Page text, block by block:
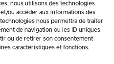
nous utilisons des technologies
ou accéder aux informations des
nous permettra de traiter
de navigation ou les ID uniques
ou de retirer son consentement
caractéristiques et fonctions.
NOUS